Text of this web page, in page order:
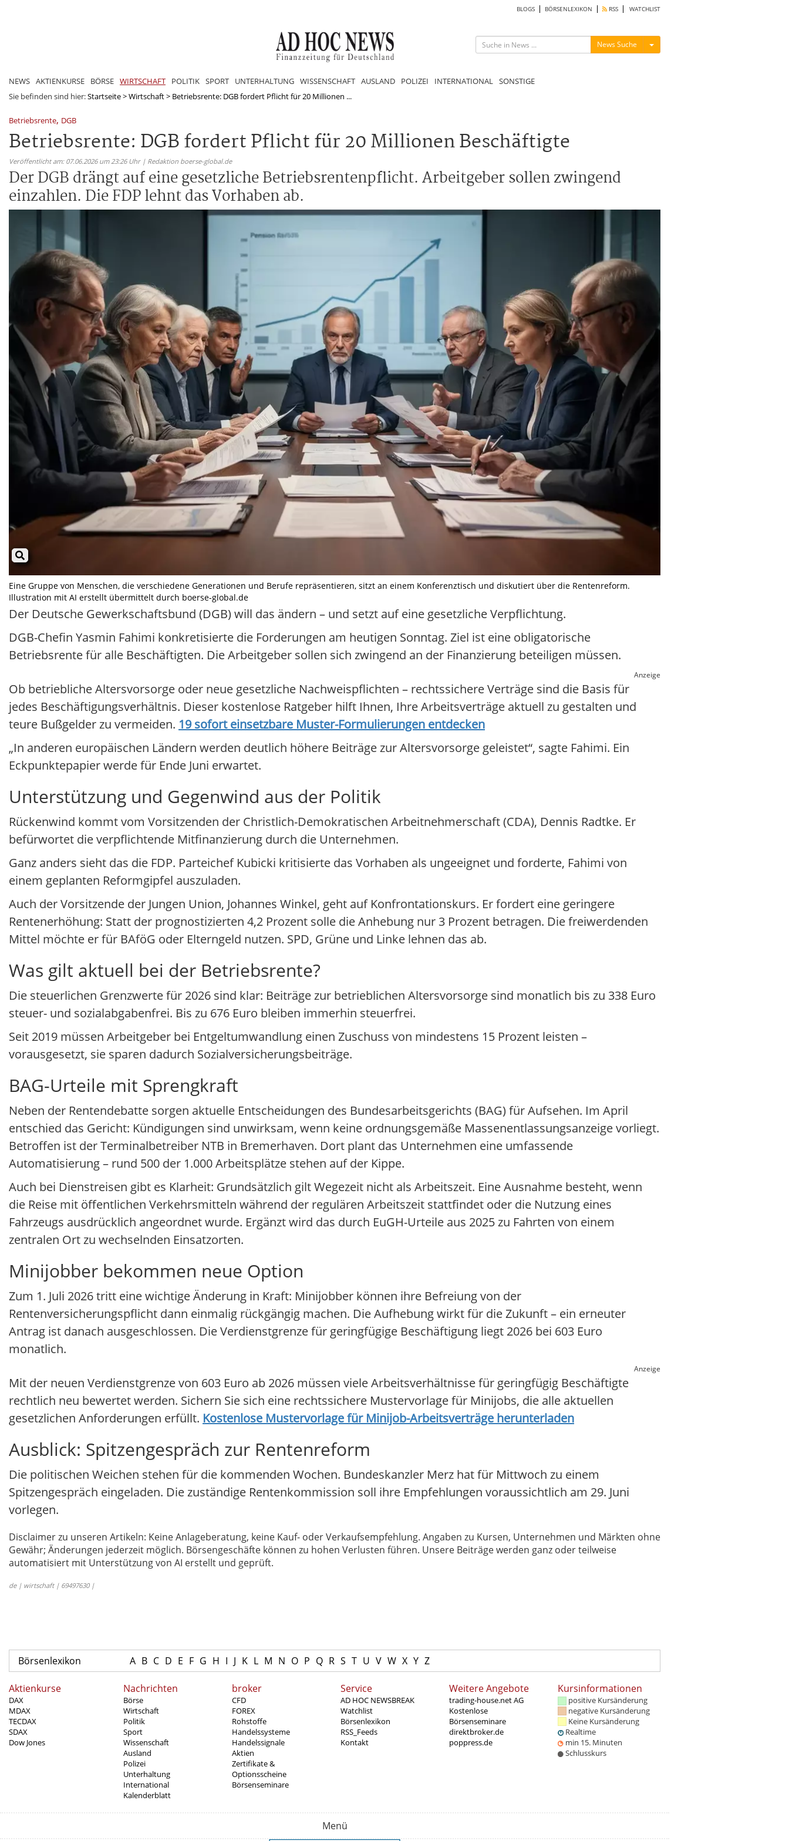
BLOGS BÖRSENLEXIKON RSS WATCHLIST
News Suche Menü ein-/ausblenden
NEWS AKTIENKURSE BÖRSE WIRTSCHAFT POLITIK SPORT UNTERHALTUNG WISSENSCHAFT AUSLAND POLIZEI INTERNATIONAL SONSTIGE
Sie befinden sind hier:Startseite>Wirtschaft> Betriebsrente: DGB fordert Pflicht für 20 Millionen ...
Betriebsrente, DGB
Betriebsrente: DGB fordert Pflicht für 20 Millionen Beschäftigte
Veröffentlicht am: 07.06.2026 um 23:26 Uhr | Redaktion boerse-global.de
Der DGB drängt auf eine gesetzliche Betriebsrentenpflicht. Arbeitgeber sollen zwingend
einzahlen. Die FDP lehnt das Vorhaben ab.
Eine Gruppe von Menschen, die verschiedene Generationen und Berufe repräsentieren, sitzt an einem Konferenztisch und diskutiert über die Rentenreform.
Illustration mit AI erstellt übermittelt durch boerse-global.de
Der Deutsche Gewerkschaftsbund (DGB) will das ändern – und setzt auf eine gesetzliche Verpflichtung.
DGB-Chefin Yasmin Fahimi konkretisierte die Forderungen am heutigen Sonntag. Ziel ist eine obligatorische
Betriebsrente für alle Beschäftigten. Die Arbeitgeber sollen sich zwingend an der Finanzierung beteiligen müssen.
Anzeige
Ob betriebliche Altersvorsorge oder neue gesetzliche Nachweispflichten – rechtssichere Verträge sind die Basis für
jedes Beschäftigungsverhältnis. Dieser kostenlose Ratgeber hilft Ihnen, Ihre Arbeitsverträge aktuell zu gestalten und
teure Bußgelder zu vermeiden. 19 sofort einsetzbare Muster-Formulierungen entdecken
„In anderen europäischen Ländern werden deutlich höhere Beiträge zur Altersvorsorge geleistet“, sagte Fahimi. Ein
Eckpunktepapier werde für Ende Juni erwartet.
Unterstützung und Gegenwind aus der Politik
Rückenwind kommt vom Vorsitzenden der Christlich-Demokratischen Arbeitnehmerschaft (CDA), Dennis Radtke. Er
befürwortet die verpflichtende Mitfinanzierung durch die Unternehmen.
Ganz anders sieht das die FDP. Parteichef Kubicki kritisierte das Vorhaben als ungeeignet und forderte, Fahimi von
einem geplanten Reformgipfel auszuladen.
Auch der Vorsitzende der Jungen Union, Johannes Winkel, geht auf Konfrontationskurs. Er fordert eine geringere
Rentenerhöhung: Statt der prognostizierten 4,2 Prozent solle die Anhebung nur 3 Prozent betragen. Die freiwerdenden
Mittel möchte er für BAföG oder Elterngeld nutzen. SPD, Grüne und Linke lehnen das ab.
Was gilt aktuell bei der Betriebsrente?
Die steuerlichen Grenzwerte für 2026 sind klar: Beiträge zur betrieblichen Altersvorsorge sind monatlich bis zu 338 Euro
steuer- und sozialabgabenfrei. Bis zu 676 Euro bleiben immerhin steuerfrei.
Seit 2019 müssen Arbeitgeber bei Entgeltumwandlung einen Zuschuss von mindestens 15 Prozent leisten –
vorausgesetzt, sie sparen dadurch Sozialversicherungsbeiträge.
BAG-Urteile mit Sprengkraft
Neben der Rentendebatte sorgen aktuelle Entscheidungen des Bundesarbeitsgerichts (BAG) für Aufsehen. Im April
entschied das Gericht: Kündigungen sind unwirksam, wenn keine ordnungsgemäße Massenentlassungsanzeige vorliegt.
Betroffen ist der Terminalbetreiber NTB in Bremerhaven. Dort plant das Unternehmen eine umfassende
Automatisierung – rund 500 der 1.000 Arbeitsplätze stehen auf der Kippe.
Auch bei Dienstreisen gibt es Klarheit: Grundsätzlich gilt Wegezeit nicht als Arbeitszeit. Eine Ausnahme besteht, wenn
die Reise mit öffentlichen Verkehrsmitteln während der regulären Arbeitszeit stattfindet oder die Nutzung eines
Fahrzeugs ausdrücklich angeordnet wurde. Ergänzt wird das durch EuGH-Urteile aus 2025 zu Fahrten von einem
zentralen Ort zu wechselnden Einsatzorten.
Minijobber bekommen neue Option
Zum 1. Juli 2026 tritt eine wichtige Änderung in Kraft: Minijobber können ihre Befreiung von der
Rentenversicherungspflicht dann einmalig rückgängig machen. Die Aufhebung wirkt für die Zukunft – ein erneuter
Antrag ist danach ausgeschlossen. Die Verdienstgrenze für geringfügige Beschäftigung liegt 2026 bei 603 Euro
monatlich.
Anzeige
Mit der neuen Verdienstgrenze von 603 Euro ab 2026 müssen viele Arbeitsverhältnisse für geringfügig Beschäftigte
rechtlich neu bewertet werden. Sichern Sie sich eine rechtssichere Mustervorlage für Minijobs, die alle aktuellen
gesetzlichen Anforderungen erfüllt. Kostenlose Mustervorlage für Minijob-Arbeitsverträge herunterladen
Ausblick: Spitzengespräch zur Rentenreform
Die politischen Weichen stehen für die kommenden Wochen. Bundeskanzler Merz hat für Mittwoch zu einem
Spitzengespräch eingeladen. Die zuständige Rentenkommission soll ihre Empfehlungen voraussichtlich am 29. Juni
vorlegen.
Disclaimer zu unseren Artikeln: Keine Anlageberatung, keine Kauf- oder Verkaufsempfehlung. Angaben zu Kursen, Unternehmen und Märkten ohne
Gewähr; Änderungen jederzeit möglich. Börsengeschäfte können zu hohen Verlusten führen. Unsere Beiträge werden ganz oder teilweise
automatisiert mit Unterstützung von AI erstellt und geprüft.
de | wirtschaft | 69497630 |
Börsenlexikon A B C D E F G H I J K L M N O P Q R S T U V W X Y Z
Aktienkurse
DAX
MDAX
TECDAX
SDAX
Dow Jones
Nachrichten
Börse
Wirtschaft
Politik
Sport
Wissenschaft
Ausland
Polizei
Unterhaltung
International
Kalenderblatt
broker
CFD
FOREX
Rohstoffe
Handelssysteme
Handelssignale
Aktien
Zertifikate &
Optionsscheine
Börsenseminare
Service
AD HOC NEWSBREAK
Watchlist
Börsenlexikon
RSS_Feeds
Kontakt
Weitere Angebote
trading-house.net AG
Kostenlose
Börsenseminare
direktbroker.de
poppress.de
Kursinformationen
positive Kursänderung
negative Kursänderung
Keine Kursänderung
Realtime
min 15. Minuten
Schlusskurs
Menü